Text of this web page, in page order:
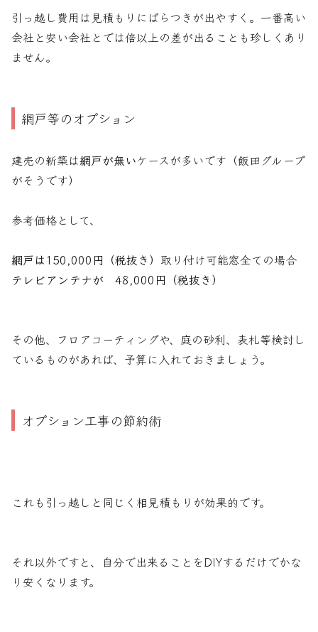
引っ越し費用は見積もりにばらつきが出やすく。一番高い
会社と安い会社とでは倍以上の差が出ることも珍しくあり
ません。
網戸等のオプション
建売の新築は網戸が無いケースが多いです（飯田グループ
がそうです）
参考価格として、
網戸は150,000円（税抜き） 取り付け可能窓全ての場合
テレビアンテナが 48,000円（税抜き）
その他、フロアコーティングや、庭の砂利、表札等検討し
ているものがあれば、予算に入れておきましょう。
オプション工事の節約術
これも引っ越しと同じく相見積もりが効果的です。
それ以外ですと、自分で出来ることをDIYするだけでかな
り安くなります。